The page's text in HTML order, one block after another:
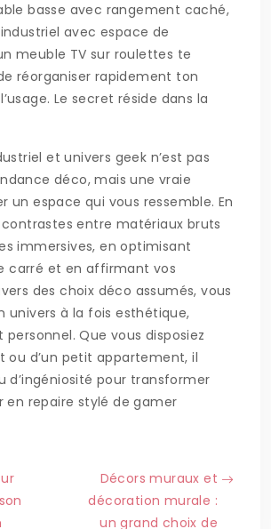
basse avec rangement caché,
avec espace de
meuble TV sur roulettes te
réorganiser rapidement ton
Le secret réside dans la
et univers geek n’est pas
déco, mais une vraie
un espace qui vous ressemble. En
entre matériaux bruts
immersives, en optimisant
carré et en affirmant vos
des choix déco assumés, vous
univers à la fois esthétique,
Que vous disposiez
ou d’un petit appartement, il
d’ingéniosité pour transformer
en repaire stylé de gamer
Décors muraux et
décoration murale :
un grand choix de